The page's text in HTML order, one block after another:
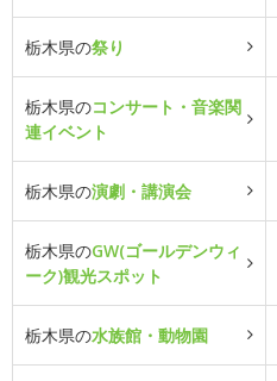
栃木県の祭り
栃木県のコンサート・音楽関
連イベント
栃木県の演劇・講演会
栃木県のGW(ゴールデンウィ
ーク)観光スポット
栃木県の水族館・動物園